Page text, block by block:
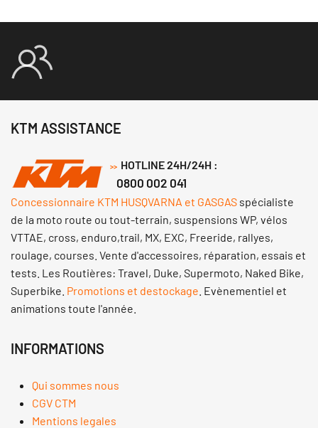
KTM ASSISTANCE
>> HOTLINE 24H/24H :
0800 002 041
Concessionnaire KTM HUSQVARNA et GASGAS spécialiste
de la moto route ou tout-terrain, suspensions WP, vélos
VTTAE, cross, enduro,trail, MX, EXC, Freeride, rallyes,
roulage, courses. Vente d'accessoires, réparation, essais et
tests. Les Routières: Travel, Duke, Supermoto, Naked Bike,
Superbike. Promotions et destockage . Evènementiel et
animations toute l'année.
INFORMATIONS
Qui sommes nous
CGV CTM
Mentions legales